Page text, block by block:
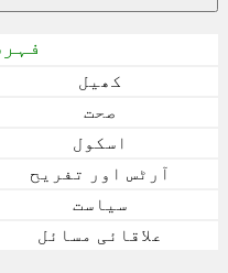
کھیل
صحت
اسکول
آرٹس اور تفریح
سیاست
علاقائی مسائل